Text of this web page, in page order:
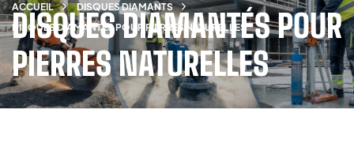
ACCUEIL
DISQUES DIAMANTS
DISQUES DIAMANTÉS POUR PIERRES NATURELLES
DISQUES DIAMANTÉS POUR
PIERRES NATURELLES